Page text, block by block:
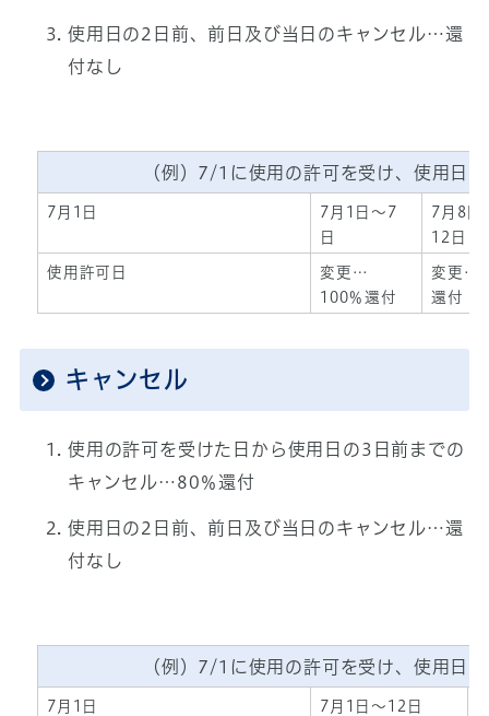
使用日の2日前、前日及び当日のキャンセル…還
付なし
（例）7/1に使用の許可を受け、使用日
7月1日
7月1日～7
日
7月8日
12日
使用許可日
変更…
100％還付
変更
還付
キャンセル
使用の許可を受けた日から使用日の3日前までの
キャンセル…80％還付
使用日の2日前、前日及び当日のキャンセル…還
付なし
（例）7/1に使用の許可を受け、使用日
7月1日 7月1日～12日